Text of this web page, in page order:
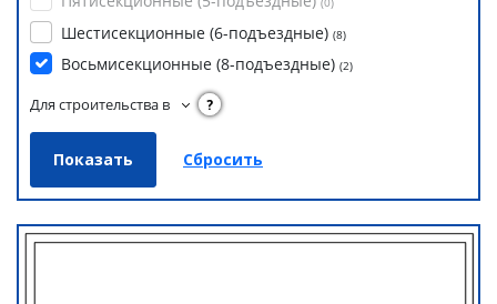
Шестисекционные (6-подъездные) (8)
Восьмисекционные (8-подъездные) (2)
Для строительства в ?